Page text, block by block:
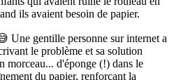
ils avaient besoin de papier.
Une gentille personne sur internet a
le problème et sa solution
morceau... d'éponge (!) dans le
du papier, renforçant la